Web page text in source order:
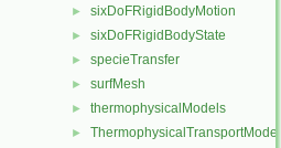
► sixDoFRigidBodyMotion
► sixDoFRigidBodyState
► specieTransfer
► surfMesh
► thermophysicalModels
► ThermophysicalTransportModels